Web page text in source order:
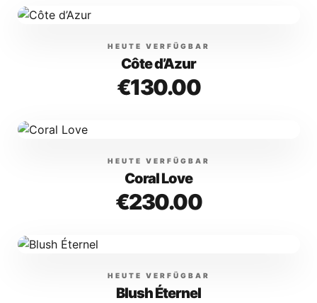
HEUTE VERFÜGBAR
Côte d’Azur
€130.00
HEUTE VERFÜGBAR
Coral Love
€230.00
HEUTE VERFÜGBAR
Blush Éternel